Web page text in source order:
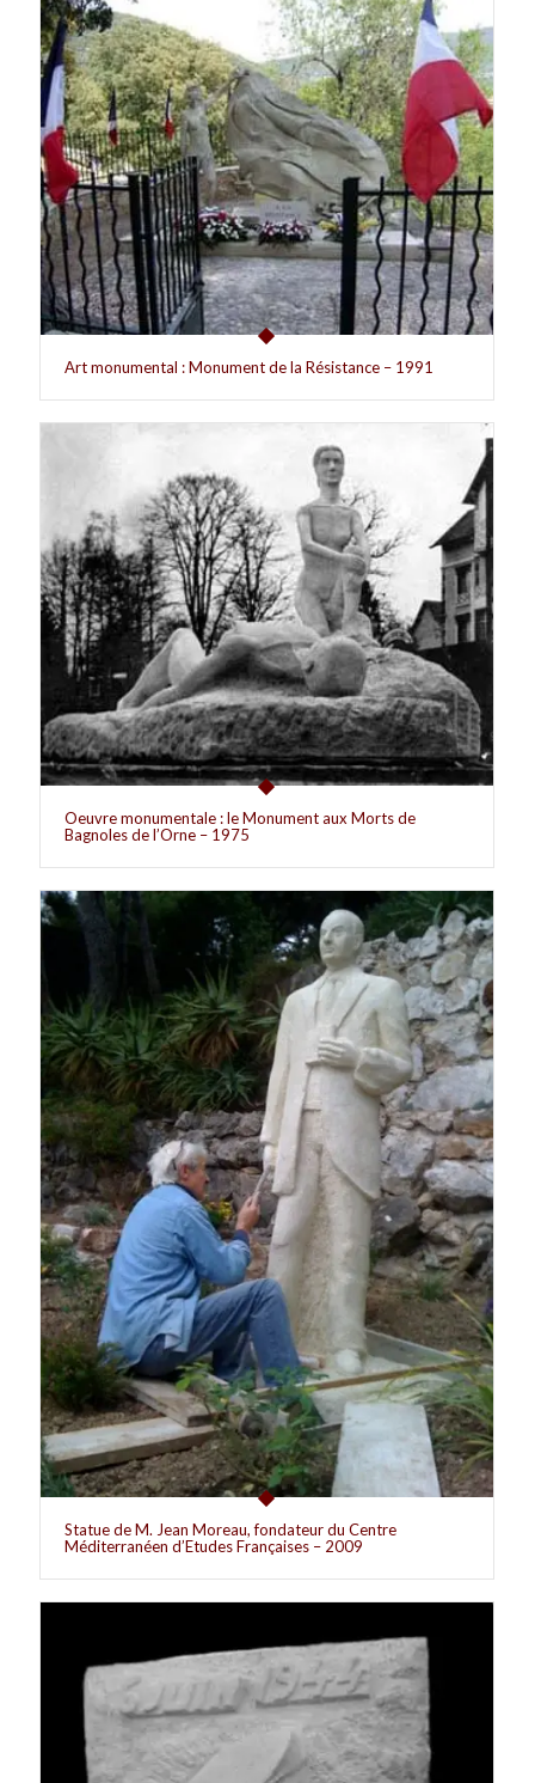
Art monumental : Monument de la Résistance – 1991
Oeuvre monumentale : le Monument aux Morts de
Bagnoles de l’Orne – 1975
Statue de M. Jean Moreau, fondateur du Centre
Méditerranéen d’Etudes Françaises – 2009